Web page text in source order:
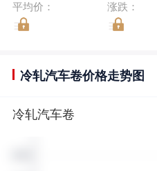
平均价： 涨跌：
冷轧汽车卷价格走势图
冷轧汽车卷